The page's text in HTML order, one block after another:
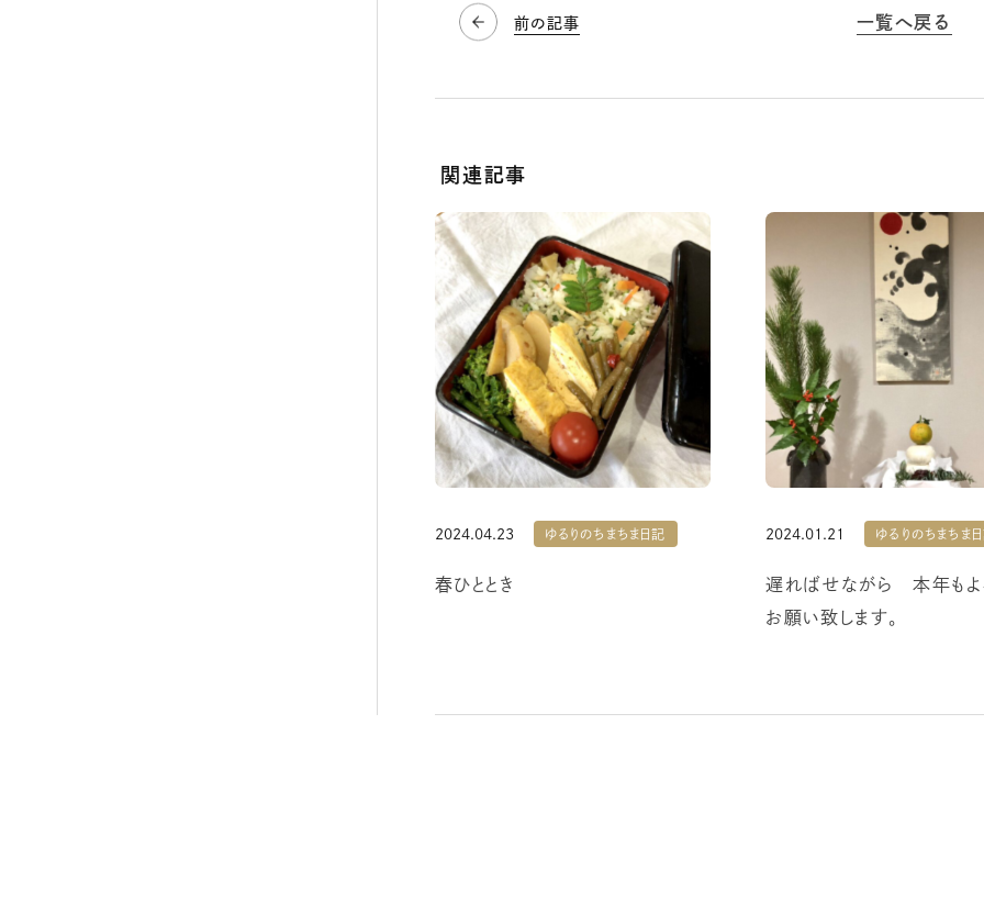
前の記事 一覧へ戻る
関連記事
2024.04.23 ゆるりのちまちま日記
春ひととき
2024.01.21 ゆるりのちまちま
遅ればせながら 本年もよ
お願い致します。